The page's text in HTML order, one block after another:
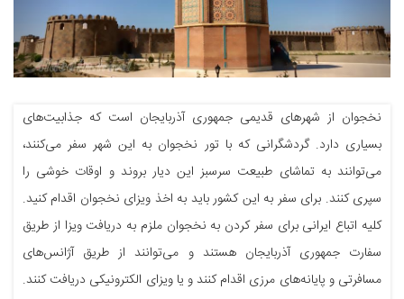
نخجوان از شهرهای قدیمی جمهوری آذربایجان است که جذابیت‌های
بسیاری دارد. گردشگرانی که با تور نخجوان به این شهر سفر می‌کنند،
می‌توانند به تماشای طبیعت سرسبز این دیار بروند و اوقات خوشی را
سپری کنند. برای سفر به این کشور باید به اخذ ویزای نخجوان اقدام کنید.
کلیه اتباع ایرانی برای سفر کردن به نخجوان ملزم به دریافت ویزا از طریق
سفارت جمهوری آذربایجان هستند و می‌توانند از طریق آژانس‌های
مسافرتی و پایانه‌های مرزی اقدام کنند و یا ویزای الکترونیکی دریافت کنند.